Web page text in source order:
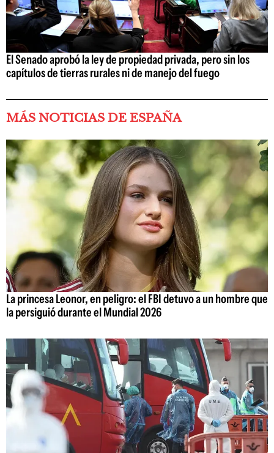
El Senado aprobó la ley de propiedad privada, pero sin los
capítulos de tierras rurales ni de manejo del fuego
MÁS NOTICIAS DE ESPAÑA
La princesa Leonor, en peligro: el FBI detuvo a un hombre que
la persiguió durante el Mundial 2026